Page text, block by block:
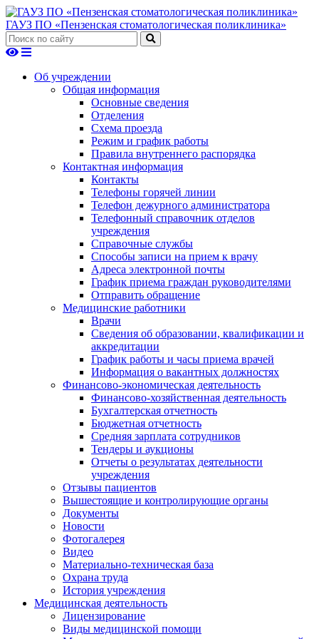
ГАУЗ ПО «Пензенская стоматологическая поликлиника»
Об учреждении
Общая информация
Основные сведения
Отделения
Схема проезда
Режим и график работы
Правила внутреннего распорядка
Контактная информация
Контакты
Телефоны горячей линии
Телефон дежурного администратора
Телефонный справочник отделов
учреждения
Справочные службы
Способы записи на прием к врачу
Адреса электронной почты
График приема граждан руководителями
Отправить обращение
Медицинские работники
Врачи
Сведения об образовании, квалификации и
аккредитации
График работы и часы приема врачей
Информация о вакантных должностях
Финансово-экономическая деятельность
Финансово-хозяйственная деятельность
Бухгалтерская отчетность
Бюджетная отчетность
Средняя зарплата сотрудников
Тендеры и аукционы
Отчеты о результатах деятельности
учреждения
Отзывы пациентов
Вышестоящие и контролирующие органы
Документы
Новости
Фотогалерея
Видео
Материально-техническая база
Охрана труда
История учреждения
Медицинская деятельность
Лицензирование
Виды медицинской помощи